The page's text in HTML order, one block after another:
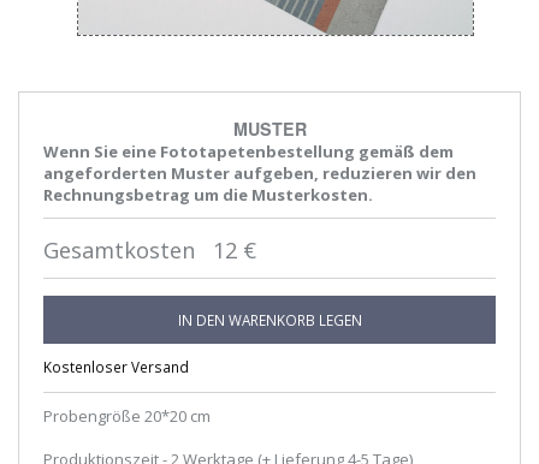
MUSTER
Wenn Sie eine Fototapetenbestellung gemäß dem
angeforderten Muster aufgeben, reduzieren wir den
Rechnungsbetrag um die Musterkosten.
Gesamtkosten 12 €
IN DEN WARENKORB LEGEN
Kostenloser Versand
Probengröße 20*20 cm
Produktionszeit - 2 Werktage (+ Lieferung 4-5 Tage)